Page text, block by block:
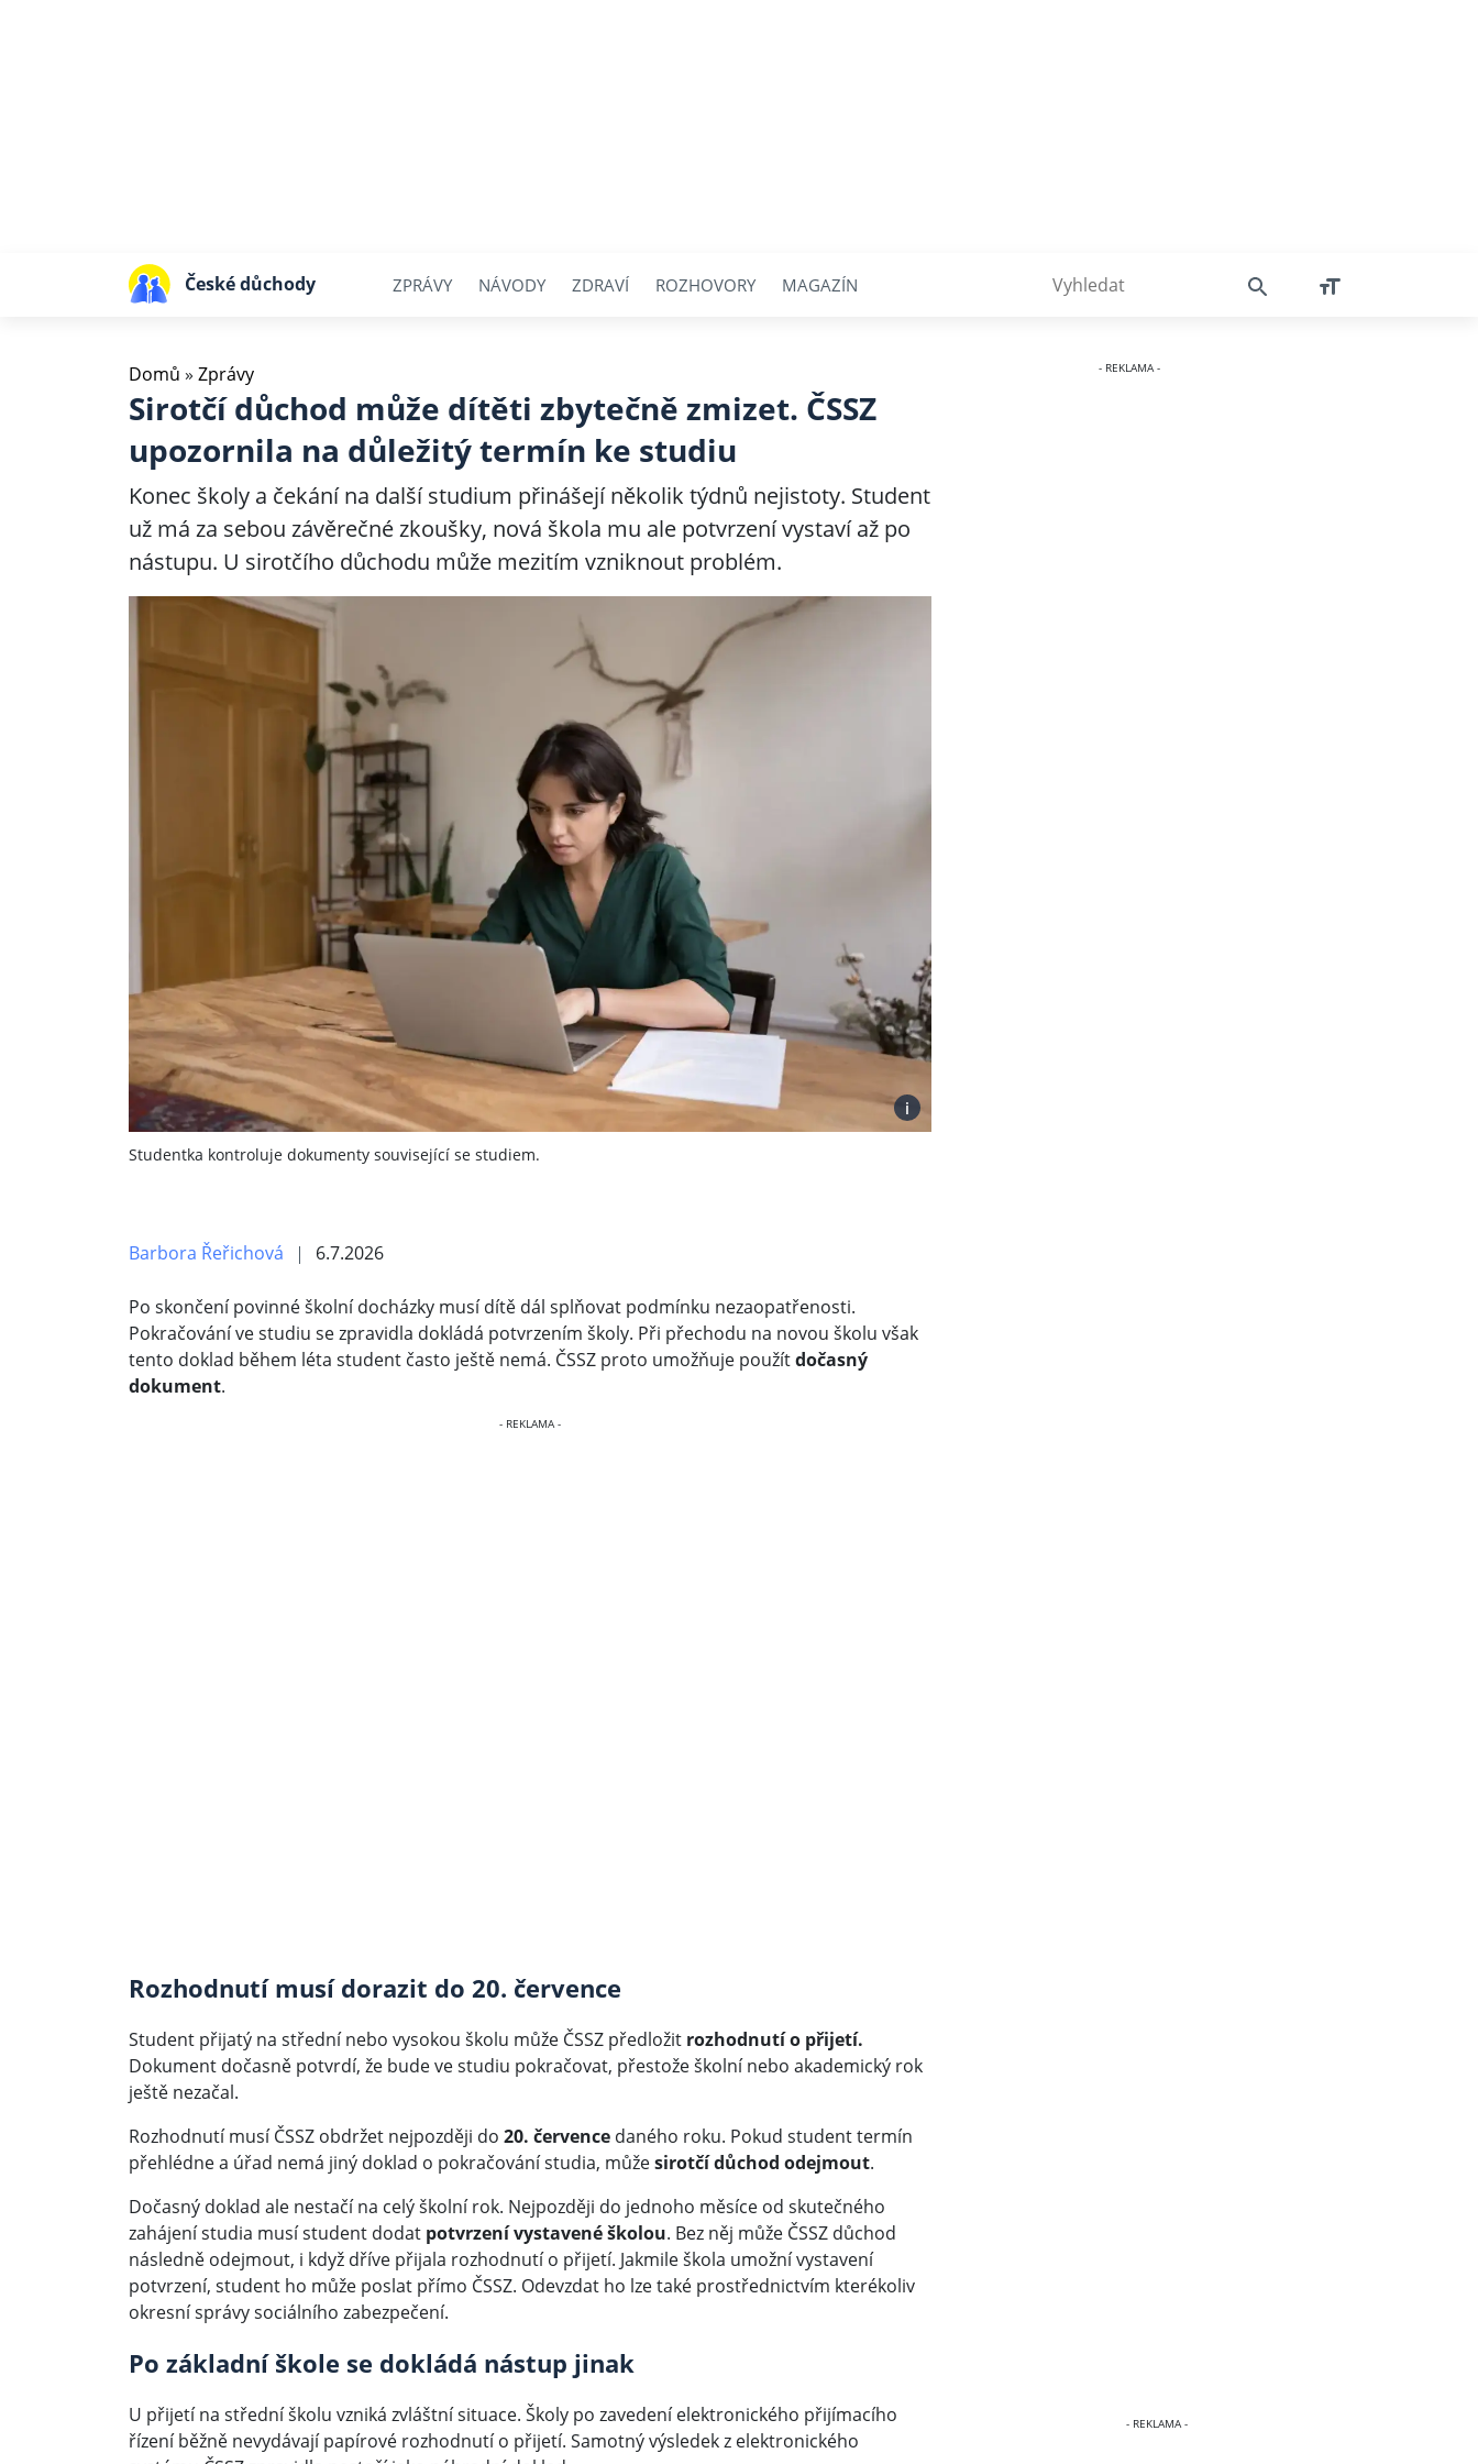
České důchody ZPRÁVY NÁVODY ZDRAVÍ ROZHOVORY MAGAZÍN
Domů » Zprávy
Sirotčí důchod může dítěti zbytečně zmizet. ČSSZ
upozornila na důležitý termín ke studiu
Konec školy a čekání na další studium přinášejí několik týdnů nejistoty. Student
už má za sebou závěrečné zkoušky, nová škola mu ale potvrzení vystaví až po
nástupu. U sirotčího důchodu může mezitím vzniknout problém.
i
Studentka kontroluje dokumenty související se studiem.
Barbora Řeřichová 6.7.2026
Po skončení povinné školní docházky musí dítě dál splňovat podmínku nezaopatřenosti.
Pokračování ve studiu se zpravidla dokládá potvrzením školy. Při přechodu na novou školu však
tento doklad během léta student často ještě nemá. ČSSZ proto umožňuje použítdočasný
dokument.
Rozhodnutí musí dorazit do 20. července
Student přijatý na střední nebo vysokou školu může ČSSZ předložit rozhodnutí o přijetí.
Dokument dočasně potvrdí, že bude ve studiu pokračovat, přestože školní nebo akademický rok
ještě nezačal.
Rozhodnutí musí ČSSZ obdržet nejpozději do 20. července daného roku. Pokud student termín
přehlédne a úřad nemá jiný doklad o pokračování studia, můžesirotčí důchod odejmout.
Dočasný doklad ale nestačí na celý školní rok. Nejpozději do jednoho měsíce od skutečného
zahájení studia musí student dodat potvrzení vystavené školou. Bez něj může ČSSZ důchod
následně odejmout, i když dříve přijala rozhodnutí o přijetí. Jakmile škola umožní vystavení
potvrzení, student ho může poslat přímo ČSSZ. Odevzdat ho lze také prostřednictvím kterékoliv
okresní správy sociálního zabezpečení.
Po základní škole se dokládá nástup jinak
U přijetí na střední školu vzniká zvláštní situace. Školy po zavedení elektronického přijímacího
řízení běžně nevydávají papírové rozhodnutí o přijetí. Samotný výsledek z elektronického